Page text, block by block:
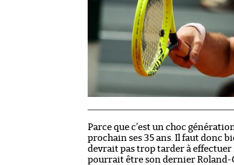
Parce que c’est un choc
prochain ses 35 ans. Il faut donc
devrait pas trop tarder à
pourrait être son dernier Roland-